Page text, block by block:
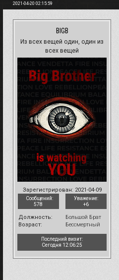
2021-04-20 02:15:59
BIGB
Из всех вещей один, один из
всех вещей
Зарегистрирован: 2021-04-09
Сообщений:
578
Уважение:
+6
Должность:
Большой Брат
Возраст:
Бессмертный
Последний визит:
Сегодня 12:06:25